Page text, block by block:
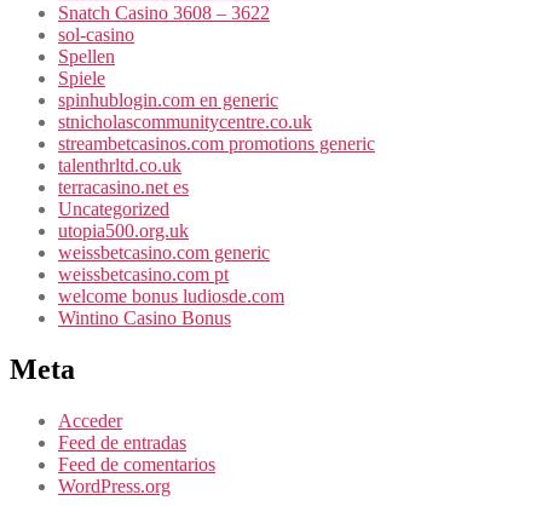
Snatch Casino 3608 – 3622
sol-casino
Spellen
Spiele
spinhublogin.com en generic
stnicholascommunitycentre.co.uk
streambetcasinos.com promotions generic
talenthrltd.co.uk
terracasino.net es
Uncategorized
utopia500.org.uk
weissbetcasino.com generic
weissbetcasino.com pt
welcome bonus ludiosde.com
Wintino Casino Bonus
Meta
Acceder
Feed de entradas
Feed de comentarios
WordPress.org